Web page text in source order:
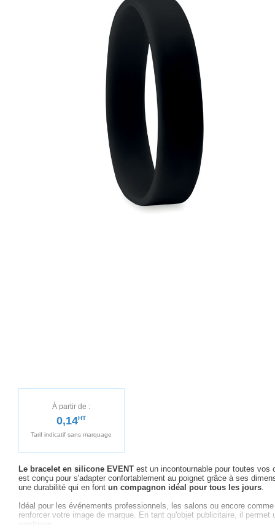
À partir de :
0,14HT
Tarif indicatif sans marquage
Le bracelet en silicone EVENT est un incontournable pour toutes vos
est conçu pour s'adapter confortablement au poignet grâce à ses
une durabilité qui en font un compagnon idéal pour tous les jours.
Idéal pour les événements professionnels, les salons ou encore
renforcer votre image de marque. En tant qu'objet publicitaire, il
continue